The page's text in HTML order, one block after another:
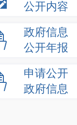
公开内容
政府信息
公开年报
申请公开
政府信息